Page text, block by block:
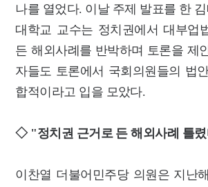
나를 열었다. 이날 주제 발표를 한
대학교 교수는 정치권에서 대부업
든 해외사례를 반박하며 토론을 제
자들도 토론에서 국회의원들의 법
합적이라고 입을 모았다.
◇ "정치권 근거로 든 해외사례 틀
이찬열 더불어민주당 의원은 지난